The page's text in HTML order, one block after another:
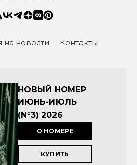
на новости Контакты
НОВЫЙ НОМЕР
ИЮНЬ-ИЮЛЬ
(N°3) 2026
О НОМЕРЕ
КУПИТЬ